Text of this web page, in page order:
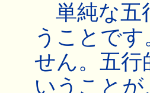
単純な五
うことで
せん。五行
いうこと